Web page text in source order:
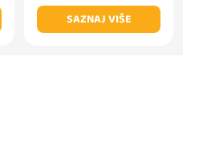
SAZNAJ VIŠE